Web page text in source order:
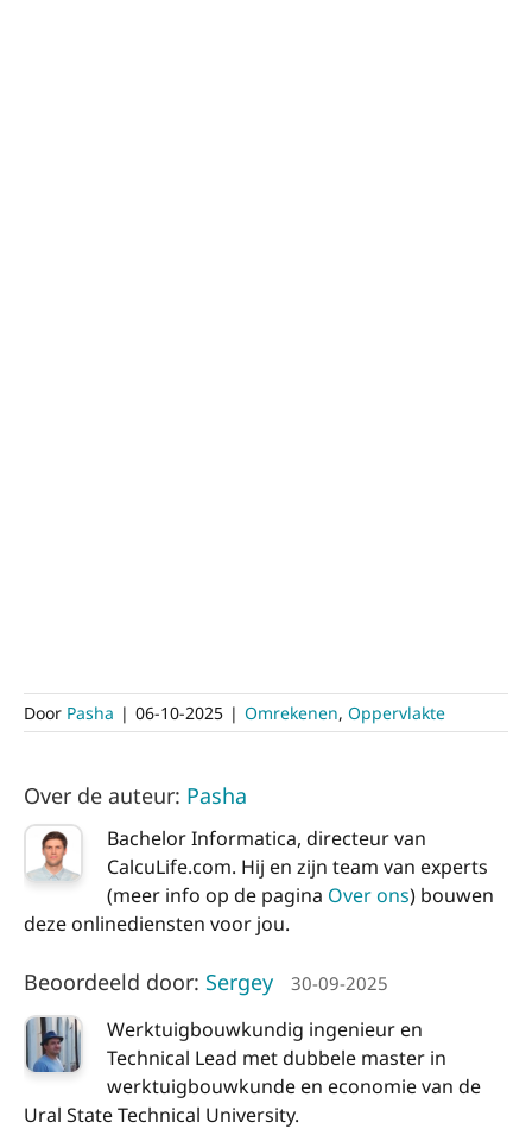
Door Pasha | 06-10-2025 | Omrekenen, Oppervlakte
Over de auteur: Pasha
Bachelor Informatica, directeur van
CalcuLife.com. Hij en zijn team van experts
(meer info op de pagina Over ons) bouwen
deze onlinediensten voor jou.
Beoordeeld door: Sergey 30-09-2025
Werktuigbouwkundig ingenieur en
Technical Lead met dubbele master in
werktuigbouwkunde en economie van de
Ural State Technical University.